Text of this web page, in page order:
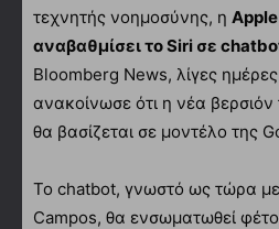
τεχνητής νοημοσύνης, η Apple
αναβαθμίσει το Siri σε
Bloomberg News, λίγες
ανακοίνωσε ότι η νέα
θα βασίζεται σε μοντέλο της
Το chatbot, γνωστό ως τώρα
Campos, θα ενσωματωθεί